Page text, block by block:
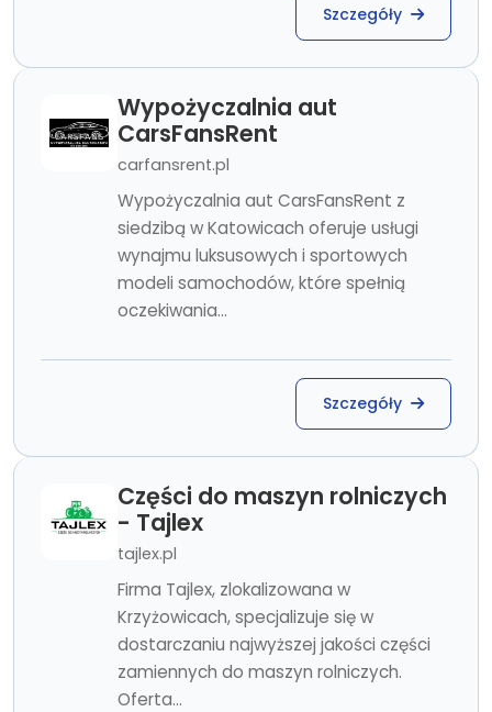
Szczegóły
Wypożyczalnia aut
CarsFansRent
carfansrent.pl
Wypożyczalnia aut CarsFansRent z
siedzibą w Katowicach oferuje usługi
wynajmu luksusowych i sportowych
modeli samochodów, które spełnią
oczekiwania...
Szczegóły
Części do maszyn rolniczych
- Tajlex
tajlex.pl
Firma Tajlex, zlokalizowana w
Krzyżowicach, specjalizuje się w
dostarczaniu najwyższej jakości części
zamiennych do maszyn rolniczych.
Oferta...